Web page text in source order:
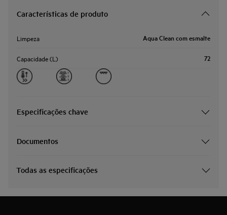
Características de produto
Limpeza Aqua Clean com esmalte
Capacidade (L) 72
Especificações chave
Documentos
Todas as especificações